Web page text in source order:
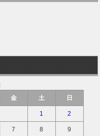
金 土 日
1 2
7 8 9